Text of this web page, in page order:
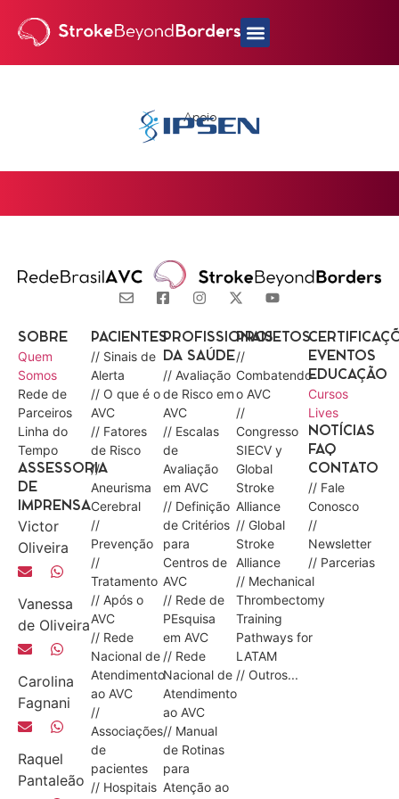
Apoio
SOBRE
Quem
Somos
Rede de
Parceiros
Linha do
Tempo
ASSESSORIA
DE
IMPRENSA
Victor
Oliveira
Vanessa
de Oliveira
Carolina
Fagnani
Raquel
Pantaleão
PACIENTES
// Sinais de
Alerta
// O que é o
AVC
// Fatores
de Risco
//
Aneurisma
Cerebral
//
Prevenção
//
Tratamento
// Após o
AVC
// Rede
Nacional de
Atendimento
ao AVC
//
Associações
de
pacientes
// Hospitais
PROFISSIONAIS
DA SAÚDE
// Avaliação
de Risco em
AVC
// Escalas
de
Avaliação
em AVC
// Definição
de Critérios
para
Centros de
AVC
// Rede de
PEsquisa
em AVC
// Rede
Nacional de
Atendimento
ao AVC
// Manual
de Rotinas
para
Atenção ao
PROJETOS
//
Combatendo
o AVC
//
Congresso
SIECV y
Global
Stroke
Alliance
// Global
Stroke
Alliance
// Mechanical
Thrombectomy
Training
Pathways for
LATAM
// Outros...
EVENTOS
EDUCAÇÃO
Cursos
Lives
NOTÍCIAS
FAQ
CONTATO
// Fale
Conosco
//
Newsletter
// Parcerias